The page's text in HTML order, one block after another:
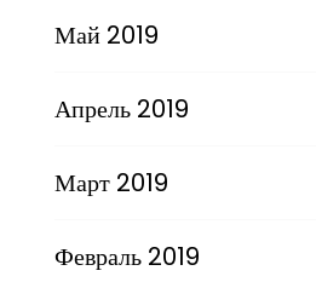
Май 2019
Апрель 2019
Март 2019
Февраль 2019